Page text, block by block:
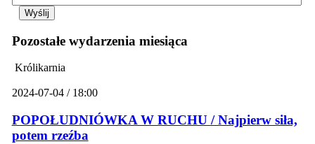
Pozostałe wydarzenia miesiąca
Królikarnia
2024-07-04 / 18:00
POPOŁUDNIÓWKA W RUCHU / Najpierw siła,
potem rzeźba